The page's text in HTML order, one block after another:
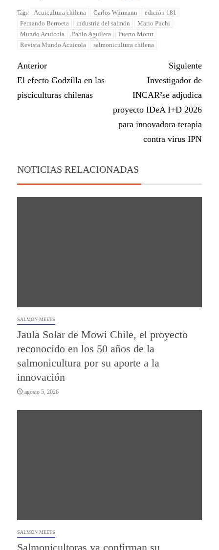
Tags: Acuicultura chilena Carlos Wurmann
edición 181
Fernando Berroeta
industria del salmón
Mario Puchi
Mundo Acuícola
Pablo Aguilera
Puerto Montt
Revista Mundo Acuícola
salmonicultura chilena
Anterior
El efecto Godzilla en las
pisciculturas chilenas
Siguiente
Investigador de
INCAR²se adjudica
proyecto IDeA I+D 2026
para innovadora terapia
contra virus IPN
NOTICIAS RELACIONADAS
SALMON MEETS
Jaula Solar de Mowi Chile, el proyecto
reconocido en los 50 años de la
salmonicultura por su aporte a la
innovación
agosto 5, 2026
SALMON MEETS
Salmonicultoras ya confirman su